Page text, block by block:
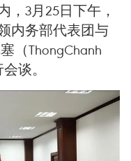
，3月25日下午，
内务部代表团与
（ThongChanh
谈。